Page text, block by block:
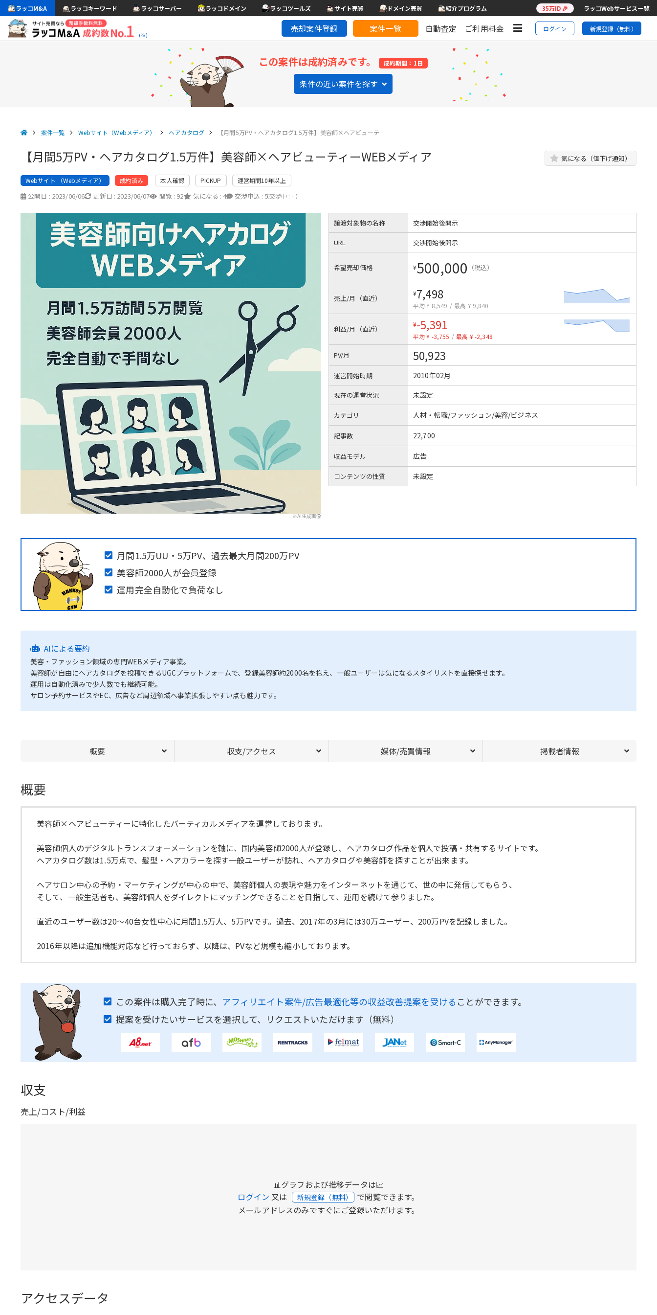
ラッコM&A ラッコキーワード ラッコサーバー ラッコドメイン ラッコツールズ サイト売買 ドメイン売買 紹介プログラム 35万ID 🎉 ラッコWebサービス一覧
(※)
売却案件登録 案件一覧 自動査定 ご利用料金 ログイン 新規登録（無料）
この案件は成約済みです。 成約期間：1日
条件の近い案件を探す
案件一覧 Webサイト（Webメディア） ヘアカタログ 【月間5万PV・ヘアカタログ1.5万件】美容師×ヘアビューテ…
【月間5万PV・ヘアカタログ1.5万件】美容師×ヘアビューティーWEBメディア 気になる（値下げ通知）
Webサイト （Webメディア） 成約済み 本人確認 PICKUP 運営期間10年以上
公開日 : 2023/06/06 更新日 : 2023/06/07 閲覧 : 92 気になる : 4 交渉申込 : 5
（交渉中 : - ）
※AI生成画像
譲渡対象物の名称 交渉開始後開示
URL 交渉開始後開示
希望売却価格 ¥500,000 （税込）
売上/月（直近）
¥7,498
平均 ¥ 8,549 / 最高 ¥ 9,840
利益/月（直近）
¥-5,391
平均 ¥ -3,755 / 最高 ¥ -2,348
PV/月 50,923
運営開始時期 2010年02月
現在の運営状況 未設定
カテゴリ 人材・転職/ファッション/美容/ビジネス
記事数 22,700
収益モデル 広告
コンテンツの性質 未設定
月間1.5万UU・5万PV、過去最大月間200万PV
美容師2000人が会員登録
運用完全自動化で負荷なし
AIによる要約
美容・ファッション領域の専門WEBメディア事業。
美容師が自由にヘアカタログを投稿できるUGCプラットフォームで、登録美容師約2000名を抱え、一般ユーザーは気になるスタイリストを直接探せます。
運用は自動化済みで少人数でも継続可能。
サロン予約サービスやEC、広告など周辺領域へ事業拡張しやすい点も魅力です。
概要 収支/アクセス 媒体/売買情報 掲載者情報
概要
美容師×ヘアビューティーに特化したバーティカルメディアを運営しております。
美容師個人のデジタルトランスフォーメーションを軸に、国内美容師2000人が登録し、ヘアカタログ作品を個人で投稿・共有するサイトです。
ヘアカタログ数は1.5万点で、髪型・ヘアカラーを探す一般ユーザーが訪れ、ヘアカタログや美容師を探すことが出来ます。
ヘアサロン中心の予約・マーケティングが中心の中で、美容師個人の表現や魅力をインターネットを通じて、世の中に発信してもらう、
そして、一般生活者も、美容師個人をダイレクトにマッチングできることを目指して、運用を続けて参りました。
直近のユーザー数は20～40台女性中心に月間1.5万人、5万PVです。過去、2017年の3月には30万ユーザー、200万PVを記録しました。
2016年以降は追加機能対応など行っておらず、以降は、PVなど規模も縮小しております。
この案件は購入完了時に、 アフィリエイト案件/広告最適化等の収益改善提案を受ける ことができます。
提案を受けたいサービスを選択して、リクエストいただけます（無料）
収支
売上/コスト/利益
📊グラフおよび推移データは📈
ログイン 又は 新規登録（無料） で閲覧できます。
メールアドレスのみですぐにご登録いただけます。
アクセスデータ